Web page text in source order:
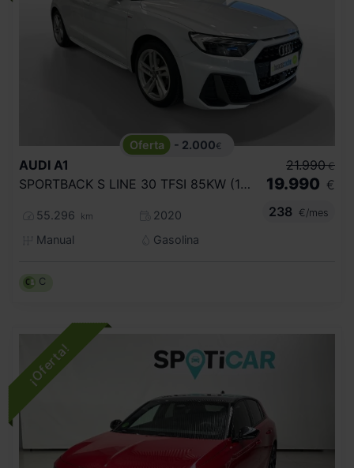
- 2.000€
AUDI A1
SPORTBACK S LINE 30 TFSI 85KW (116CV)
55.296 km
2020
Manual
Gasolina
21.990 €
19.990 €
238
€/mes
C